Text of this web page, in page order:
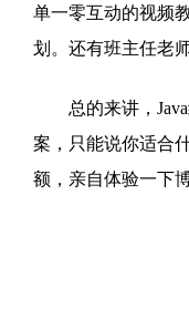
单一零互动的视频
划。还有班主任老
总的来讲，Java
案，只能说你适合
额，亲自体验一下